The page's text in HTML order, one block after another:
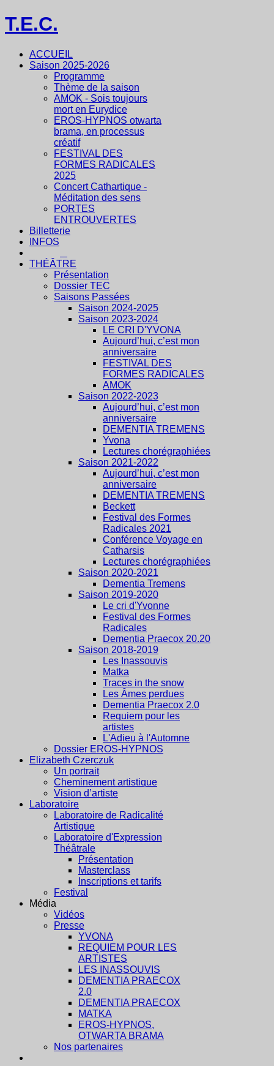
T.E.C.
ACCUEIL
Saison 2025-2026
Programme
Thème de la saison
AMOK - Sois toujours
mort en Eurydice
EROS-HYPNOS otwarta
brama, en processus
créatif
FESTIVAL DES
FORMES RADICALES
2025
Concert Cathartique -
Méditation des sens
PORTES
ENTROUVERTES
Billetterie
INFOS
THÉÂTRE
Présentation
Dossier TEC
Saisons Passées
Saison 2024-2025
Saison 2023-2024
LE CRI D'YVONA
Aujourd’hui, c’est mon
anniversaire
FESTIVAL DES
FORMES RADICALES
AMOK
Saison 2022-2023
Aujourd’hui, c’est mon
anniversaire
DEMENTIA TREMENS
Yvona
Lectures chorégraphiées
Saison 2021-2022
Aujourd’hui, c’est mon
anniversaire
DEMENTIA TREMENS
Beckett
Festival des Formes
Radicales 2021
Conférence Voyage en
Catharsis
Lectures chorégraphiées
Saison 2020-2021
Dementia Tremens
Saison 2019-2020
Le cri d'Yvonne
Festival des Formes
Radicales
Dementia Praecox 20.20
Saison 2018-2019
Les Inassouvis
Matka
Traces in the snow
Les Âmes perdues
Dementia Praecox 2.0
Requiem pour les
artistes
L'Adieu à l'Automne
Dossier EROS-HYPNOS
Elizabeth Czerczuk
Un portrait
Cheminement artistique
Vision d’artiste
Laboratoire
Laboratoire de Radicalité
Artistique
Laboratoire d'Expression
Théâtrale
Présentation
Masterclass
Inscriptions et tarifs
Festival
Média
Vidéos
Presse
YVONA
REQUIEM POUR LES
ARTISTES
LES INASSOUVIS
DEMENTIA PRAECOX
2.0
DEMENTIA PRAECOX
MATKA
EROS-HYPNOS,
OTWARTA BRAMA
Nos partenaires